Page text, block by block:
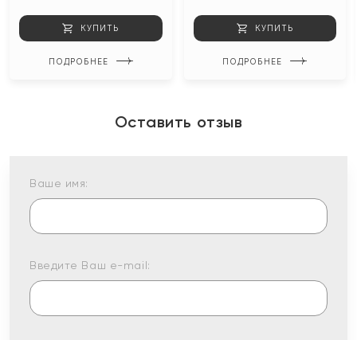
КУПИТЬ
ПОДРОБНЕЕ
КУПИТЬ
ПОДРОБНЕЕ
Оставить отзыв
Ваше имя:
Введите Ваш e-mail: